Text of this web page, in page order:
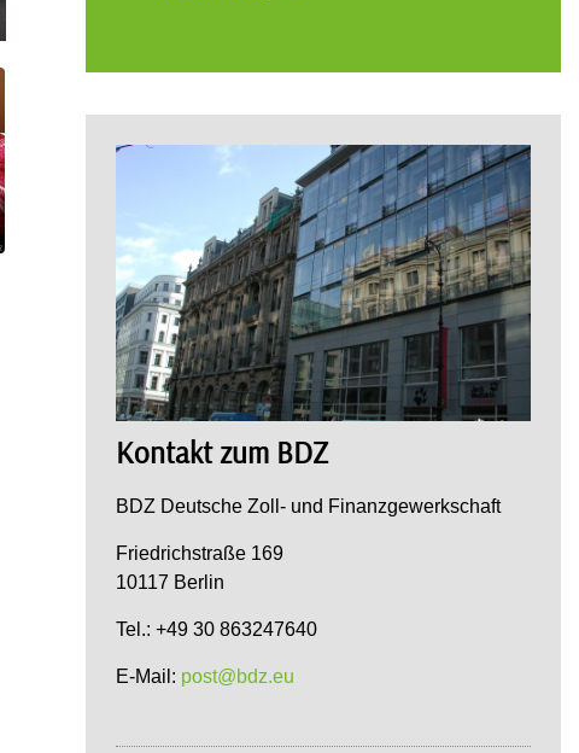
Kontakt zum BDZ
BDZ Deutsche Zoll- und Finanzgewerkschaft
Friedrichstraße 169
10117 Berlin
Tel.: +49 30 863247640
E-Mail: post@bdz.eu